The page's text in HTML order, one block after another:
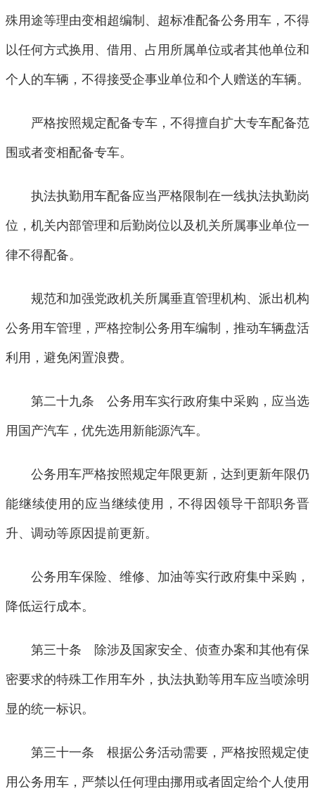
殊用途等理由变相超编制、超标准配备公务用车，不得
以任何方式换用、借用、占用所属单位或者其他单位和
个人的车辆，不得接受企事业单位和个人赠送的车辆。
严格按照规定配备专车，不得擅自扩大专车配备范
围或者变相配备专车。
执法执勤用车配备应当严格限制在一线执法执勤岗
位，机关内部管理和后勤岗位以及机关所属事业单位一
律不得配备。
规范和加强党政机关所属垂直管理机构、派出机构
公务用车管理，严格控制公务用车编制，推动车辆盘活
利用，避免闲置浪费。
第二十九条 公务用车实行政府集中采购，应当选
用国产汽车，优先选用新能源汽车。
公务用车严格按照规定年限更新，达到更新年限仍
能继续使用的应当继续使用，不得因领导干部职务晋
升、调动等原因提前更新。
公务用车保险、维修、加油等实行政府集中采购，
降低运行成本。
第三十条 除涉及国家安全、侦查办案和其他有保
密要求的特殊工作用车外，执法执勤等用车应当喷涂明
显的统一标识。
第三十一条 根据公务活动需要，严格按照规定使
用公务用车，严禁以任何理由挪用或者固定给个人使用